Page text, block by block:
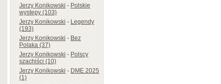
Jerzy Konikowski-Polskie
występy (103)
Jerzy Konikowski-Legendy
(193)
Jerzy Konikowski-Bez
Polaka (37)
Jerzy Konikowski-Polscy
szachiści (10)
Jerzy Konikowski-DME 2025
(1)